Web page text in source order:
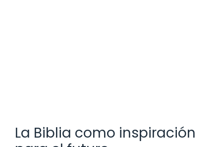
La Biblia como inspiración